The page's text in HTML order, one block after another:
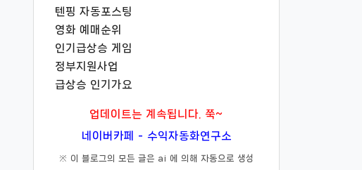
텐핑 자동포스팅
영화 예매순위
인기급상승 게임
정부지원사업
급상승 인기가요
업데이트는 계속됩니다. 쭉~
네이버카페 - 수익자동화연구소
※ 이 블로그의 모든 글은 ai 에 의해 자동으로 생성